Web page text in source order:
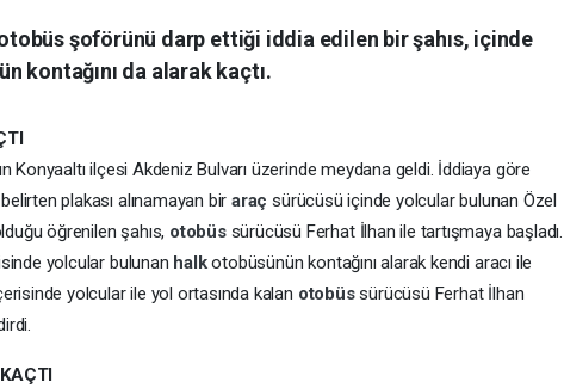
şoförünü darp ettiği iddia edilen bir şahıs, içinde
kontağını da alarak kaçtı.
Konyaaltı ilçesi Akdeniz Bulvarı üzerinde meydana geldi. İddiaya göre
plakası alınamayan biraraçsürücüsü içinde yolcular bulunan Özel
öğrenilen şahıs, otobüs sürücüsü Ferhat İlhan ile tartışmaya başladı.
yolcular bulunan halkotobüsünün kontağını alarak kendi aracı ile
yolcular ile yol ortasında kalan otobüssürücüsü Ferhat İlhan